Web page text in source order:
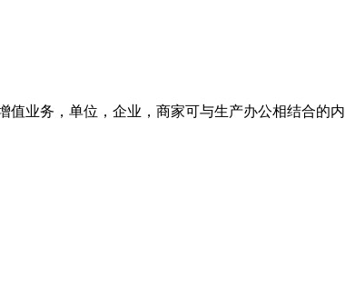
业务，单位，企业，商家可与生产办公相结合的内